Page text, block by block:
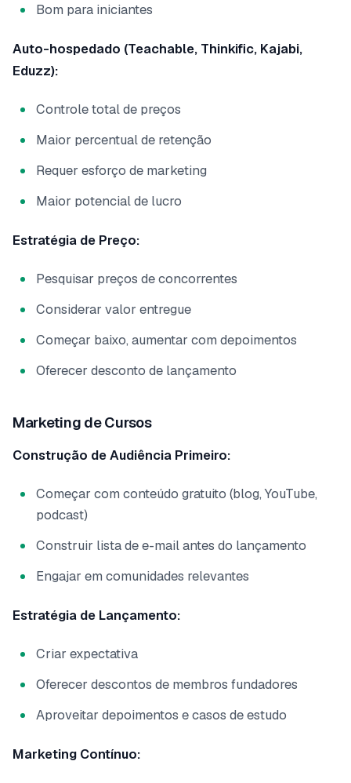
Bom para iniciantes
Auto-hospedado (Teachable, Thinkific, Kajabi,
Eduzz):
Controle total de preços
Maior percentual de retenção
Requer esforço de marketing
Maior potencial de lucro
Estratégia de Preço:
Pesquisar preços de concorrentes
Considerar valor entregue
Começar baixo, aumentar com depoimentos
Oferecer desconto de lançamento
Marketing de Cursos
Construção de Audiência Primeiro:
Começar com conteúdo gratuito (blog, YouTube,
podcast)
Construir lista de e-mail antes do lançamento
Engajar em comunidades relevantes
Estratégia de Lançamento:
Criar expectativa
Oferecer descontos de membros fundadores
Aproveitar depoimentos e casos de estudo
Marketing Contínuo: